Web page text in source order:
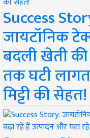
Success
जायटॉनिक
बदली खेती
तक घटी
मिट्टी की सेहत!